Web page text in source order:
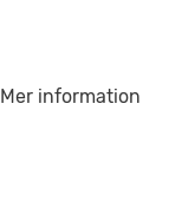
Mer information